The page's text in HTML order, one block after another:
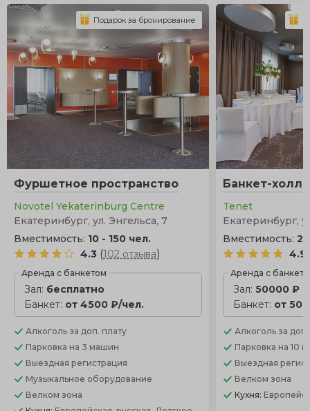
Фуршетное пространство
Novotel Yekaterinburg Centre
Екатеринбург, ул. Энгельса, 7
Вместимость: 10 - 150 чел.
4.3 (102 отзыва)
Аренда с банкетом
Зал: бесплатно
Банкет: от 4500 ₽/чел.
Алкоголь за доп. плату
Парковка на 3 машин
Выездная регистрация
Музыкальное оборудование
Велком зона
Подарок за бронирование
Банкет-холл
Tenet
Екатеринбург,
Вместимость:
4.9
Аренда с
Зал:50000 ₽
Банкет: от
Алкоголь за
Парковка на 10
Выездная
Велком зона
Кухня: